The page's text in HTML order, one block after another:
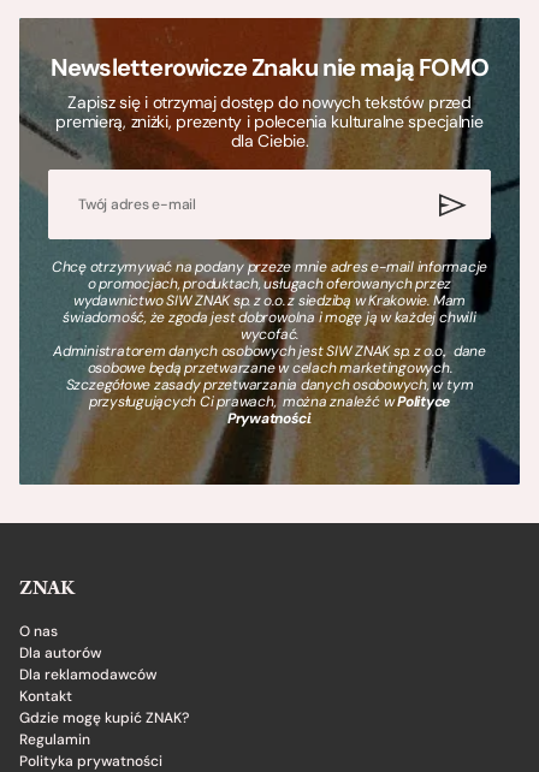
Newsletterowicze Znaku nie mają FOMO
Zapisz się i otrzymaj dostęp do nowych tekstów przed
premierą, zniżki, prezenty i polecenia kulturalne specjalnie
dla Ciebie.
Chcę otrzymywać na podany przeze mnie adres e-mail informacje
o promocjach, produktach, usługach oferowanych przez
wydawnictwo SIW ZNAK sp. z o.o. z siedzibą w Krakowie. Mam
świadomość, że zgoda jest dobrowolna i mogę ją w każdej chwili
wycofać.
Administratorem danych osobowych jest SIW ZNAK sp. z o.o., dane
osobowe będą przetwarzane w celach marketingowych.
Szczegółowe zasady przetwarzania danych osobowych, w tym
przysługujących Ci prawach, można znaleźć wPolityce
Prywatności.
ZNAK
O nas
Dla autorów
Dla reklamodawców
Kontakt
Gdzie mogę kupić ZNAK?
Regulamin
Polityka prywatności